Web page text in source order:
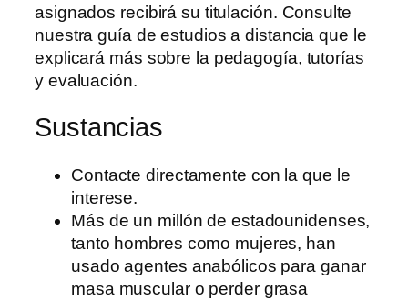
asignados recibirá su titulación. Consulte
nuestra guía de estudios a distancia que le
explicará más sobre la pedagogía, tutorías
y evaluación.
Sustancias
Contacte directamente con la que le
interese.
Más de un millón de estadounidenses,
tanto hombres como mujeres, han
usado agentes anabólicos para ganar
masa muscular o perder grasa